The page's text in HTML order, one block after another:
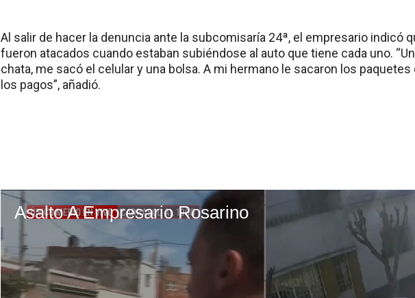
Al salir de hacer la denuncia ante la subcomisaría 24ª, el empresario indicó
fueron atacados cuando estaban subiéndose al auto que tiene cada uno.
chata, me sacó el celular y una bolsa. A mi hermano le sacaron los paquetes
los pagos”, añadió.